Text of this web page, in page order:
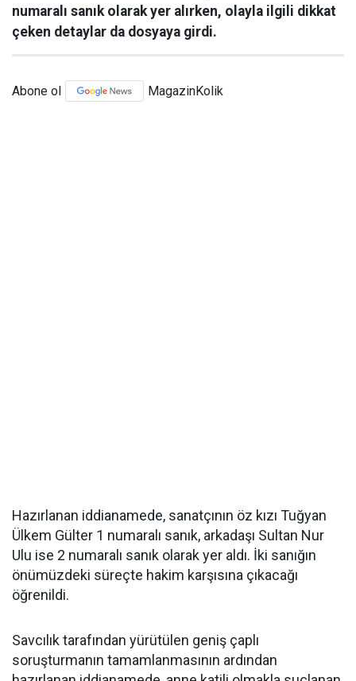
numaralı sanık olarak yer alırken, olayla ilgili dikkat
çeken detaylar da dosyaya girdi.
Abone ol MagazinKolik
Hazırlanan iddianamede, sanatçının öz kızı Tuğyan
Ülkem Gülter 1 numaralı sanık, arkadaşı Sultan Nur
Ulu ise 2 numaralı sanık olarak yer aldı. İki sanığın
önümüzdeki süreçte hakim karşısına çıkacağı
öğrenildi.
Savcılık tarafından yürütülen geniş çaplı
soruşturmanın tamamlanmasının ardından